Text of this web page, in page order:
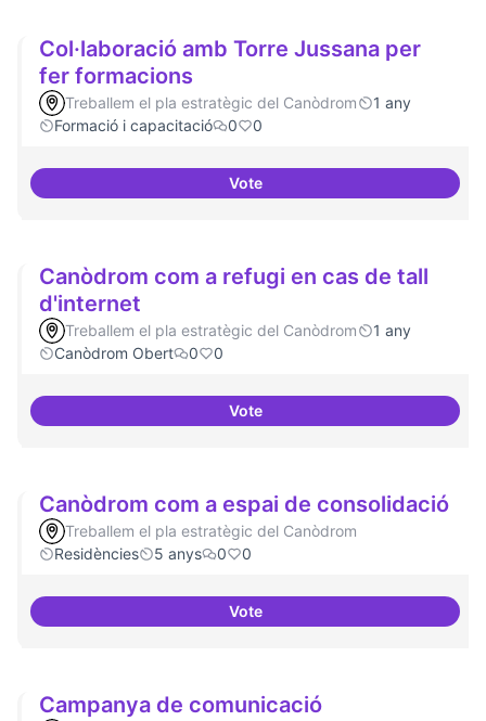
Col·laboració amb Torre Jussana per
fer formacions
Treballem el pla estratègic del Canòdrom
1 any
Formació i capacitació
0 0
VoteCol·laboració amb Torre
Canòdrom com a refugi en cas de tall
d'internet
Treballem el pla estratègic del Canòdrom
1 any
Canòdrom Obert
0 0
VoteCanòdrom com a refugi en cas
Canòdrom com a espai de consolidació
Treballem el pla estratègic del Canòdrom
Residències
5 anys 0 0
VoteCanòdrom com a espai de
Campanya de comunicació